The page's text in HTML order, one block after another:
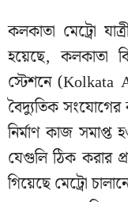
কলকাতা মেট্রো
হয়েছে, কলকাতা
স্টেশনে
বৈদ্যুতিক সংযোগের
নির্মাণ কাজ
যেগুলি ঠিক করার
গিয়েছে মেট্রো